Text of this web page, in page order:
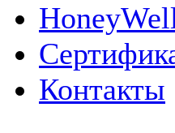
Контакты